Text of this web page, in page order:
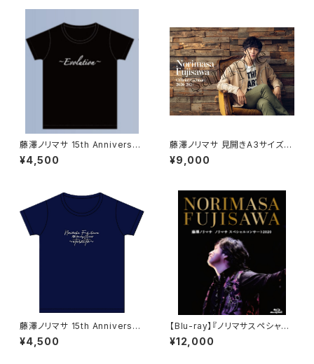
藤澤ノリマサ 15th Anniversar
y Concert2023〜Evolutio
n〜コンサートTシャツ
¥4,500
藤澤ノリマサ 見開きA3サイズ＋
B6卓上カレンダーセット(2026
年4月~2027年3月)
¥9,000
藤澤ノリマサ 15th Anniversar
y Concert2023〜eternita〜
コンサートTシャツ
¥4,500
【Blu-ray】『ノリマサスペシャル
コンサート2020』
¥12,000